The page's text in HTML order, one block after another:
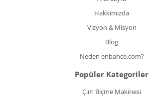
Hakkımızda
Vizyon & Misyon
Blog
Neden enbahce.com?
Popüler Kategoriler
Çim Biçme Makinesi